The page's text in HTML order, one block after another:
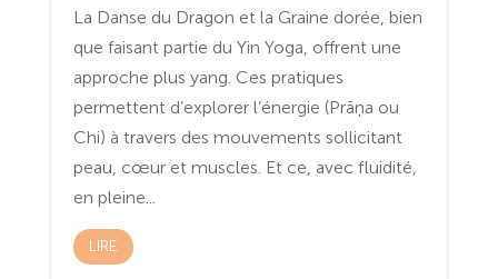
La Danse du Dragon et la Graine dorée, bien
que faisant partie du Yin Yoga, offrent une
approche plus yang. Ces pratiques
permettent d’explorer l’énergie (Prāņa ou
Chi) à travers des mouvements sollicitant
peau, cœur et muscles. Et ce, avec fluidité,
en pleine...
LIRE